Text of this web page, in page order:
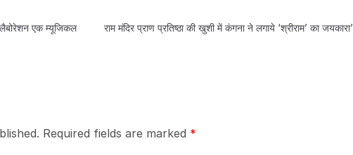
एक म्यूजिकल
राम मंदिर प्राण प्रतिष्ठा की खुशी में कंगना ने लगाये ‘श्रीराम’ का जयकारा’
Required fields are marked *